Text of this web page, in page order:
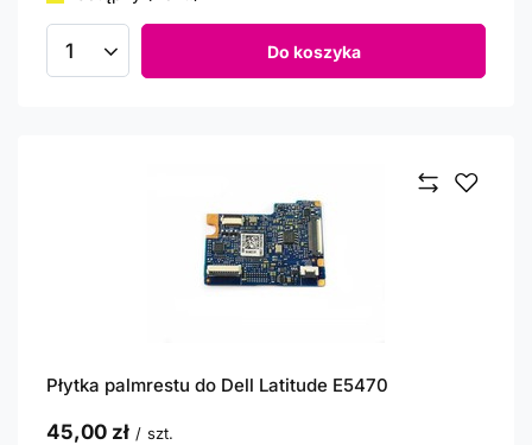
Ilość produktów Do koszyka
Płytka palmrestu do Dell Latitude E5470
45,00 zł / szt.